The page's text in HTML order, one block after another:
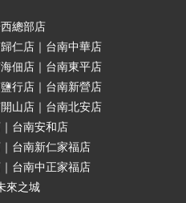
總部店
仁店｜台南中華店
佃店｜台南東平店
行店｜台南新營店
山店｜台南北安店
台南安和店
台南新仁家福店
台南中正家福店
來之城